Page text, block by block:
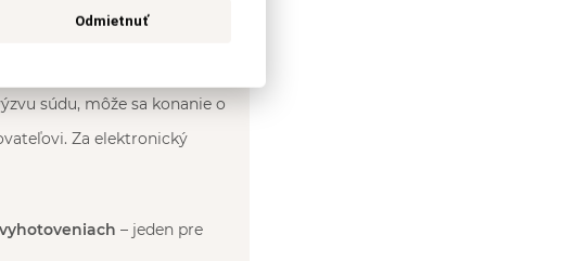
súdu, môže sa konanie o
Za elektronický
– jeden pre
Odmietnuť